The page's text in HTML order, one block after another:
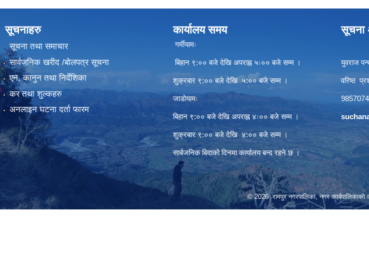
सूचनाहरु
सूचना तथा समाचार
सार्वजनिक खरीद /बोलपत्र सूचना
एन, कानुन तथा निर्देशिका
कर तथा शुल्कहरु
अनलाइन घटना दर्ता फारम
कार्यालय समय
गर्मीयामः
बिहान ९:०० बजे देखि अपराह्न ५ः०० बजे सम्म ।
शुक्रबार ९:०० बजे देखि ५:०० बजे सम्म ।
जाडोयामः
बिहान ९:०० बजे देखि अपराह्न ४ः०० बजे सम्म ।
शुक्रबार ९:०० बजे देखि ४:०० बजे सम्म ।
सार्बजनिक बिदाको दिनमा कार्यालय बन्द रहने छ ।
सूचना
युवराज
वरिष्ठ
© 2026 रामपुर नगरपालिका, नगर कार्यपालिकाको